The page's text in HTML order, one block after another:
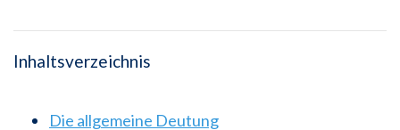
Inhaltsverzeichnis
Die allgemeine Deutung